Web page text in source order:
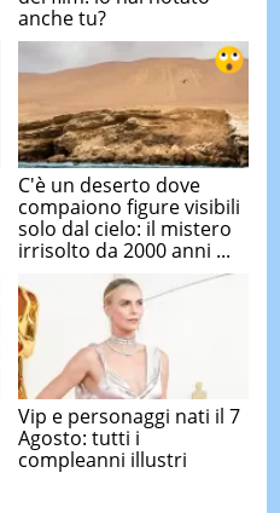
anche tu?
C'è un deserto dove
compaiono figure visibili
solo dal cielo: il mistero
irrisolto da 2000 anni ...
Vip e personaggi nati il 7
Agosto: tutti i
compleanni illustri